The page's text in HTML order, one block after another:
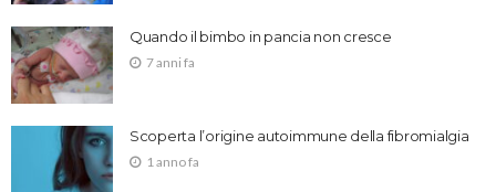
Quando il bimbo in pancia non cresce
7 anni fa
Scoperta l’origine autoimmune della fibromialgia
1 anno fa